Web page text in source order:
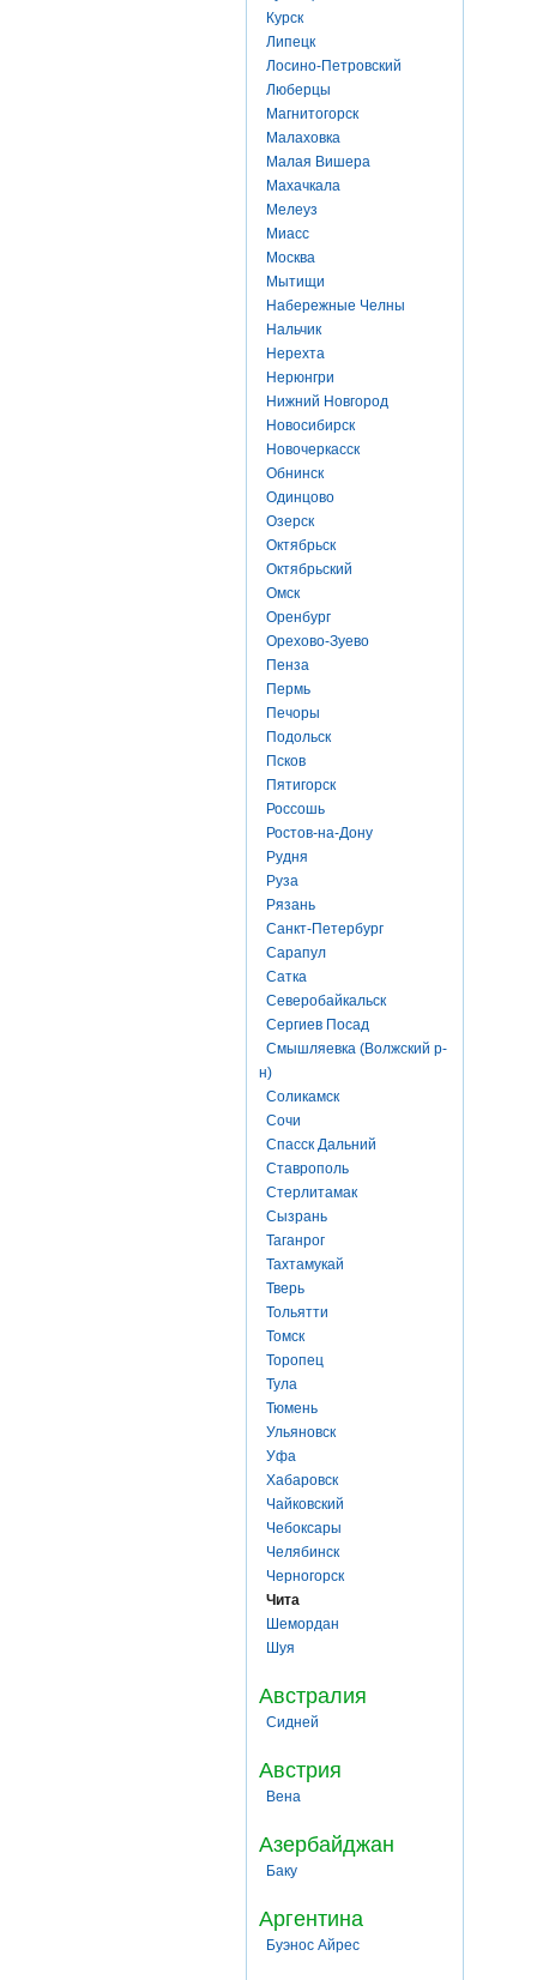
Курск
Липецк
Лосино-Петровский
Люберцы
Магнитогорск
Малаховка
Малая Вишера
Махачкала
Мелеуз
Миасс
Москва
Мытищи
Набережные Челны
Нальчик
Нерехта
Нерюнгри
Нижний Новгород
Новосибирск
Новочеркасск
Обнинск
Одинцово
Озерск
Октябрьск
Октябрьский
Омск
Оренбург
Орехово-Зуево
Пенза
Пермь
Печоры
Подольск
Псков
Пятигорск
Россошь
Ростов-на-Дону
Рудня
Руза
Рязань
Санкт-Петербург
Сарапул
Сатка
Северобайкальск
Сергиев Посад
Смышляевка (Волжский р-
н)
Соликамск
Сочи
Спасск Дальний
Ставрополь
Стерлитамак
Сызрань
Таганрог
Тахтамукай
Тверь
Тольятти
Томск
Торопец
Тула
Тюмень
Ульяновск
Уфа
Хабаровск
Чайковский
Чебоксары
Челябинск
Черногорск
Чита
Шемордан
Шуя
Австралия
Сидней
Австрия
Вена
Азербайджан
Баку
Аргентина
Буэнос Айрес